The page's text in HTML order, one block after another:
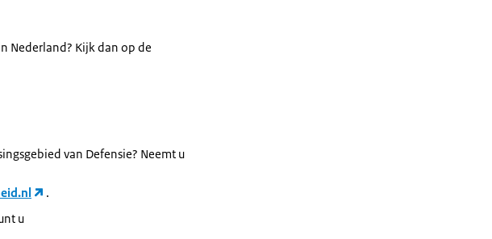
Nederland? Kijk dan op de
van Defensie? Neemt u
.
u